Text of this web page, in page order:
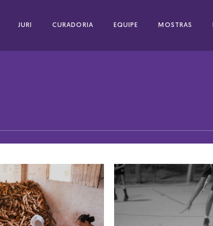
JURI CURADORIA EQUIPE MOSTRAS